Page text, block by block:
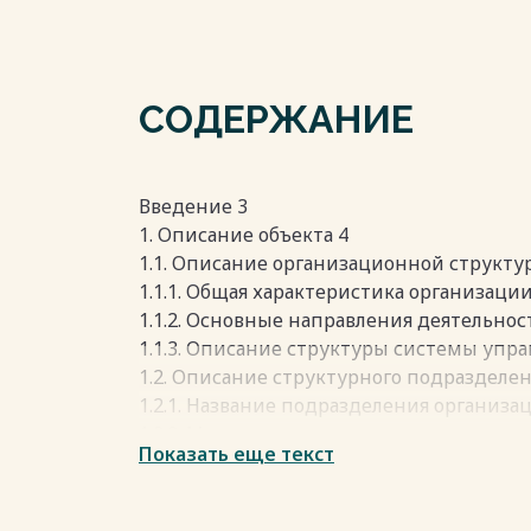
СОДЕРЖАНИЕ
Введение 3
1. Описание объекта 4
1.1. Описание организационной
1.1.1. Общая характеристика
1.1.2. Основные направления
1.1.3. Описание структуры системы
1.2. Описание структурного
1.2.1. Название подразделения
1.2.3. Функции структурного
Показать еще текст